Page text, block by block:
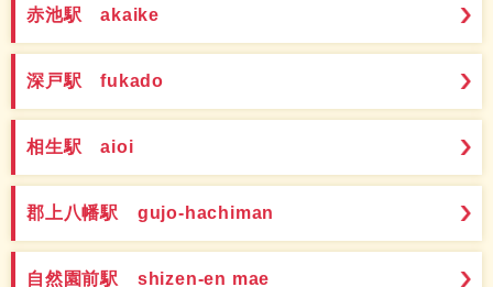
赤池駅 akaike
深戸駅 fukado
相生駅 aioi
郡上八幡駅 gujo-hachiman
自然園前駅 shizen-en mae